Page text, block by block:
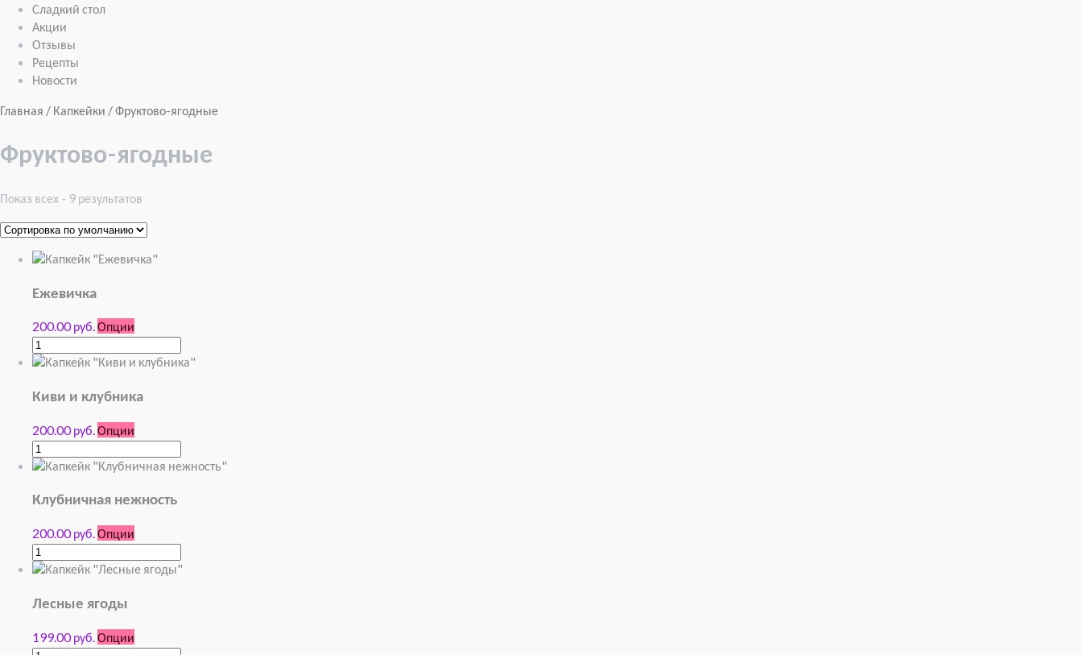
Сладкий стол
Акции
Отзывы
Рецепты
Новости
Главная / Капкейки / Фруктово-ягодные
Фруктово-ягодные
Показ всех - 9 результатов
Ежевичка
200.00 руб.Опции
Киви и клубника
200.00 руб. Опции
Клубничная нежность
200.00 руб.Опции
Лесные ягоды
199.00 руб. Опции